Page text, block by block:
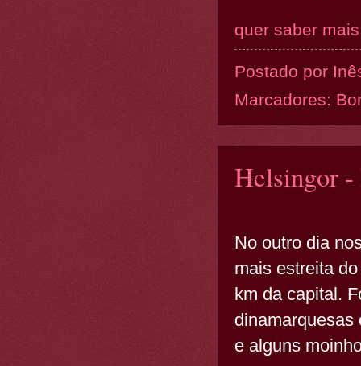
quer saber
Postado por
Marcadores:
Helsingor -
No outro dia
mais estreita
km da capital.
dinamarquesas
e alguns